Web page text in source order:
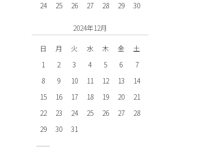
24
25 26 27 28 29 30
2024年12月
日 月 火 水 木 金
土
1
2 3 4 5 6
7
8
9 10 11 12 13
14
15
16 17 18 19 20
21
22
23 24 25 26 27
28
29
30 31